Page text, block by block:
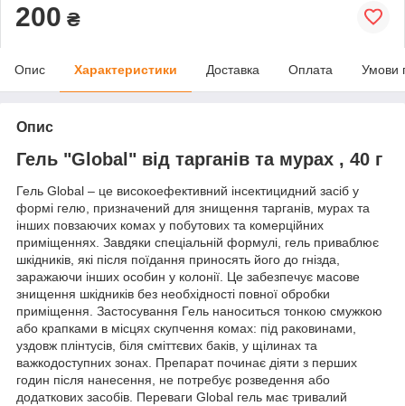
200 ₴
Опис Характеристики Доставка Оплата Умови
Опис
Гель "Global" від тарганів та мурах , 40 г
Гель Global – це високоефективний інсектицидний засіб у
формі гелю, призначений для знищення тарганів, мурах та
інших повзаючих комах у побутових та комерційних
приміщеннях. Завдяки спеціальній формулі, гель приваблює
шкідників, які після поїдання приносять його до гнізда,
заражаючи інших особин у колонії. Це забезпечує масове
знищення шкідників без необхідності повної обробки
приміщення. Застосування Гель наноситься тонкою смужкою
або крапками в місцях скупчення комах: під раковинами,
уздовж плінтусів, біля сміттєвих баків, у щілинах та
важкодоступних зонах. Препарат починає діяти з перших
годин після нанесення, не потребує розведення або
додаткових засобів. Переваги Global гель має тривалий